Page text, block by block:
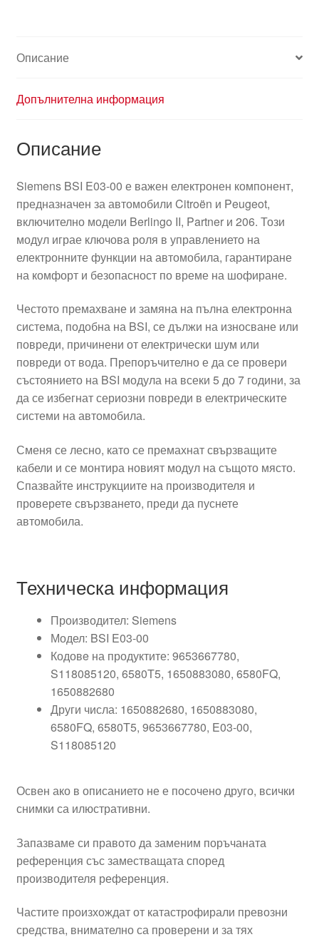
Описание
Допълнителна информация
Описание
Siemens BSI E03-00 е важен електронен компонент,
предназначен за автомобили Citroën и Peugeot,
включително модели Berlingo II, Partner и 206. Този
модул играе ключова роля в управлението на
електронните функции на автомобила, гарантиране
на комфорт и безопасност по време на шофиране.
Честото премахване и замяна на пълна електронна
система, подобна на BSI, се дължи на износване или
повреди, причинени от електрически шум или
повреди от вода. Препоръчително е да се провери
състоянието на BSI модула на всеки 5 до 7 години, за
да се избегнат сериозни повреди в електрическите
системи на автомобила.
Сменя се лесно, като се премахнат свързващите
кабели и се монтира новият модул на същото място.
Спазвайте инструкциите на производителя и
проверете свързването, преди да пуснете
автомобила.
Техническа информация
Производител: Siemens
Модел: BSI E03-00
Кодовe на продуктите: 9653667780,
S118085120, 6580T5, 1650883080, 6580FQ,
1650882680
Други числа: 1650882680, 1650883080,
6580FQ, 6580T5, 9653667780, E03-00,
S118085120
Освен ако в описанието не е посочено друго, всички
снимки са илюстративни.
Запазваме си правото да заменим поръчаната
референция със заместващата според
производителя референция.
Частите произхождат от катастрофирали превозни
средства, внимателно са проверени и за тях